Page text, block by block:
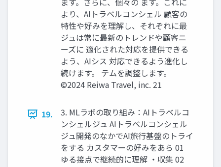
より、AIトラベルコンシェル 顧客の
特性や好みを理解し、それぞれに最
ジュは常に最新のトレンドや顧客ニ
ーズに 適化された対応を提供できる
よう、AIシス 対応できるよう進化し
続けます。 テムを調整します。
©2024 Reiwa Travel, inc. 21
19.
3. MLラボの取り組み：AIトラベルコ
ンシェルジュ AIトラベルコンシェル
ジュ開発のなかでAI旅⾏基盤のトライ
をする カスタマーの好みをあら 01
ゆる接点で継続的に理解 ‧収集 02